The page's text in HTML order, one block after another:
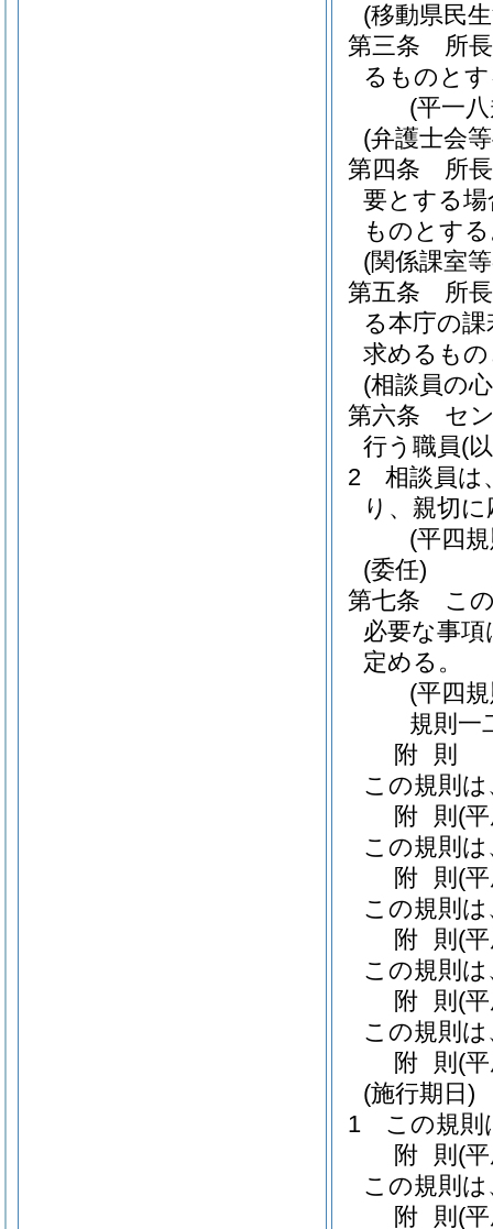
(移動県民
第三条
所
るものと
(平一
(弁護士会
第四条
所
要とする
ものとす
(関係課室
第五条
所
る本庁の
求めるも
(相談員の
第六条
セ
行う職員(
2
相談員は
り、親切
(平四
(委任)
第七条
こ
必要な事
定める。
(平四
規則一
附 則
この規則
附 則 (
この規則
附 則 (
この規則
附 則 (
この規則
附 則 (
この規則
附 則 (
(施行期日)
1
この規則
附 則 (
この規則
附 則 (